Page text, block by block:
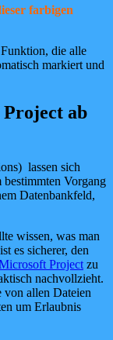
farbigen
die alle
markiert und
ab
lassen sich
Vorgang
Datenbankfeld,
wissen, was man
es sicherer, den
Project zu
nachvollzieht.
von allen Dateien
um Erlaubnis